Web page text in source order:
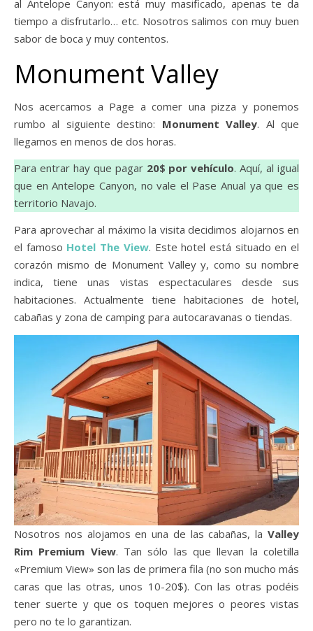
al Antelope Canyon: está muy masificado, apenas te da
tiempo a disfrutarlo… etc. Nosotros salimos con muy buen
sabor de boca y muy contentos.
Monument Valley
Nos acercamos a Page a comer una pizza y ponemos
rumbo al siguiente destino: Monument Valley. Al que
llegamos en menos de dos horas.
Para entrar hay que pagar 20$ por vehículo. Aquí, al igual
que en Antelope Canyon, no vale el Pase Anual ya que es
territorio Navajo.
Para aprovechar al máximo la visita decidimos alojarnos en
el famoso Hotel The View. Este hotel está situado en el
corazón mismo de Monument Valley y, como su nombre
indica, tiene unas vistas espectaculares desde sus
habitaciones. Actualmente tiene habitaciones de hotel,
cabañas y zona de camping para autocaravanas o tiendas.
Nosotros nos alojamos en una de las cabañas, la Valley
Rim Premium View. Tan sólo las que llevan la coletilla
«Premium View» son las de primera fila (no son mucho más
caras que las otras, unos 10-20$). Con las otras podéis
tener suerte y que os toquen mejores o peores vistas
pero no te lo garantizan.